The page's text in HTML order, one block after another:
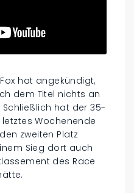
hat angekündigt,
dem Titel nichts an
hat der 35-
Wochenende
zweiten Platz
Sieg dort auch
des Race